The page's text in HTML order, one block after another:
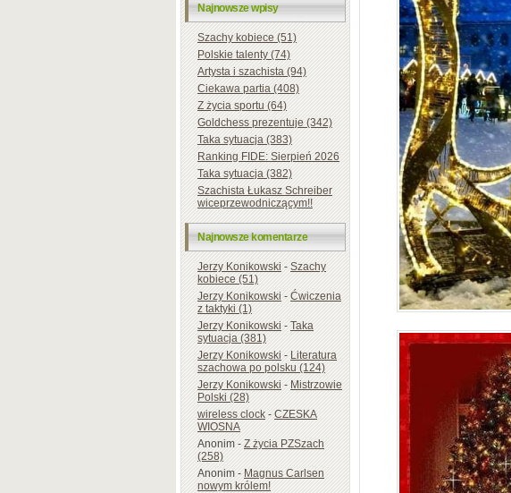
Najnowsze wpisy
Szachy kobiece (51)
Polskie talenty (74)
Artysta i szachista (94)
Ciekawa partia (408)
Z życia sportu (64)
Goldchess prezentuje (342)
Taka sytuacja (383)
Ranking FIDE: Sierpień 2026
Taka sytuacja (382)
Szachista Łukasz Schreiber
wiceprzewodniczącym!!
Najnowsze komentarze
Jerzy Konikowski-Szachy
kobiece (51)
Jerzy Konikowski-Ćwiczenia
z taktyki (1)
Jerzy Konikowski-Taka
sytuacja (381)
Jerzy Konikowski-Literatura
szachowa po polsku (124)
Jerzy Konikowski-Mistrzowie
Polski (28)
wireless clock-CZESKA
WIOSNA
Anonim-Z życia PZSzach
(258)
Anonim-Magnus Carlsen
nowym królem!